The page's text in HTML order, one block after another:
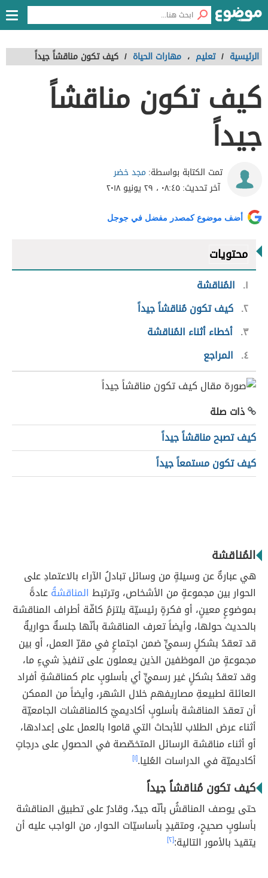
الرئيسية / تعليم ، مهارات الحياة / كيف تكون مناقشاً جيداً
كيف تكون مناقشاً
جيداً
تمت الكتابة بواسطة: مجد خضر
آخر تحديث:٠٨:٤٥ ، ٢٩ يونيو ٢٠١٨
أضف موضوع كمصدر مفضل في جوجل
محتويات
١
المُناقشة
٢ كيف تكون مُناقشاً جيداً
٣ أخطاء أثناء المُناقشة
٤
المراجع
ذات صلة
كيف تصبح مناقشاً جيداً
كيف تكون مستمعاً جيداً
المُناقشة
هي عبارةٌ عن وسيلةٍ من وسائل تبادلُ الآراء بالاعتمادِ على
الحوار بين مجموعةٍ من الأشخاص، وترتبط المناقشةُعادةً
بموضوعٍ معينٍ، أو فكرةٍ رئيسيّة يلتزمُ كافّة أطراف المناقشة
بالحديث حولها، وأيضاً تعرف المناقشة بأنّها جلسةٌ حواريةٌ
قد تعقدُ بشكلٍ رسميٍّ ضمن اجتماعٍ في مقرّ العمل، أو بين
مجموعةٍ من الموظفين الذين يعملون على تنفيذِ شيءٍ ما،
وقد تعقدُ بشكلٍ غير رسميٍّ أي بأسلوبٍ عام كمناقشةِ أفراد
العائلة لطبيعةِ مصاريفهم خلال الشهر، وأيضاً من الممكن
أن تعقدَ المناقشة بأسلوبٍ أكاديميّ كالمناقشات الجامعيّة
أثناء عرض الطلاب للأبحاث التي قاموا بالعمل على إعدادها،
أو أثناء مناقشة الرسائل المتخصّصة في الحصولِ على درجاتٍ
أكاديميّة في الدراسات العُليا.[١]
كيف تكون مُناقشاً جيداً
حتى يوصف المناقشُ بأنّه جيدٌ، وقادرٌ على تطبيق المناقشة
بأسلوبٍ صحيحٍ، ومتقيدٍ بأساسيّات الحوار، من الواجب عليه أن
يتقيدَ بالأمور التالية:[٢]